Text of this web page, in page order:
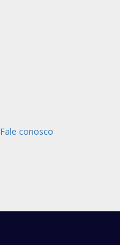
Fale conosco